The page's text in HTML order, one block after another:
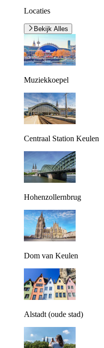
Locaties
Bekijk Alles
Muziekkoepel
Centraal Station Keulen
Hohenzollernbrug
Dom van Keulen
Alstadt (oude stad)